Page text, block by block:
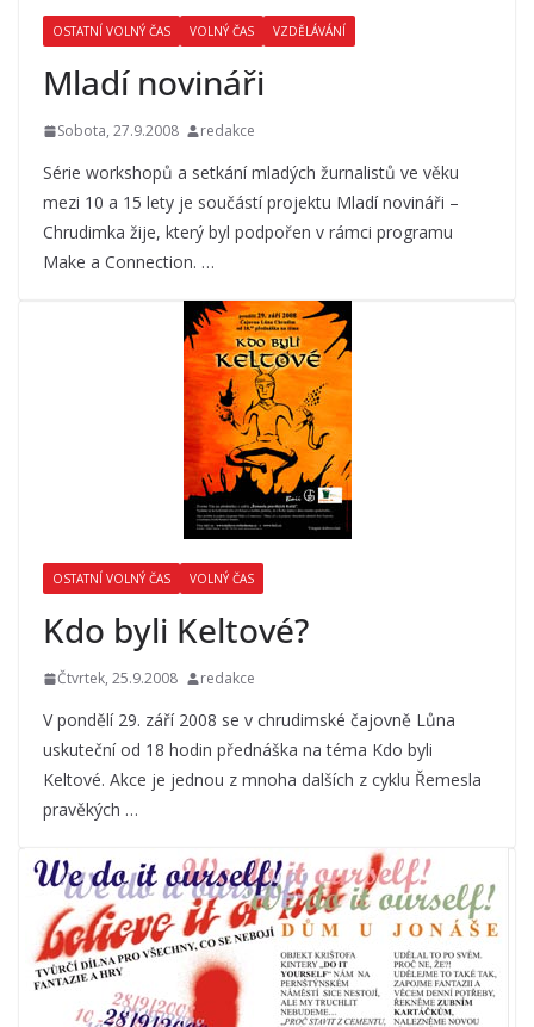
OSTATNÍ VOLNÝ ČAS VOLNÝ ČAS VZDĚLÁVÁNÍ
Mladí novináři
Sobota, 27.9.2008 redakce
Série workshopů a setkání mladých žurnalistů ve věku
mezi 10 a 15 lety je součástí projektu Mladí novináři –
Chrudimka žije, který byl podpořen v rámci programu
Make a Connection. …
OSTATNÍ VOLNÝ ČAS VOLNÝ ČAS
Kdo byli Keltové?
Čtvrtek, 25.9.2008 redakce
V pondělí 29. září 2008 se v chrudimské čajovně Lůna
uskuteční od 18 hodin přednáška na téma Kdo byli
Keltové. Akce je jednou z mnoha dalších z cyklu Řemesla
pravěkých …